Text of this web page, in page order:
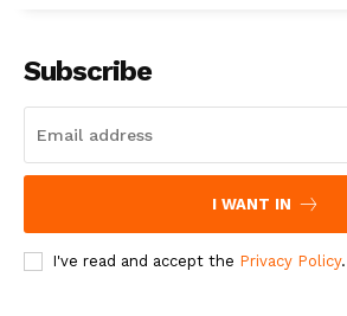
Subscribe
I WANT IN
I've read and accept the Privacy Policy.